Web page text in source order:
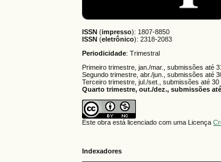
ISSN (impresso): 1807-8850
ISSN (eletrônico):2318-2083
Periodicidade: Trimestral
Primeiro trimestre, jan./mar., submissões até
Segundo trimestre, abr./jun., submissões até
Terceiro trimestre, jul./set., submissões até
Quarto trimestre, out./dez., submissões
Este obra está licenciado com uma Licença
Indexadores